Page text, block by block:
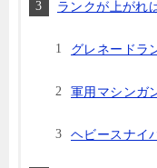
ランクが上がれ
グレネードラ
軍用マシンガ
ヘビースナイ